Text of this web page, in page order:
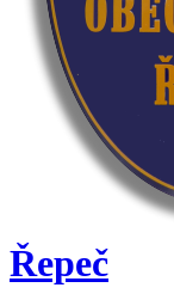
Řepeč